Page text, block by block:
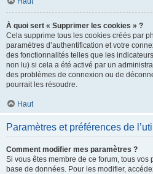
À quoi sert « Supprimer les cookies » ?
Cela supprime tous les cookies créés par
paramètres d’authentification et votre
des fonctionnalités telles que les
non lu) si cela a été activé par un
des problèmes de connexion ou de
pourrait les résoudre.
Haut
Paramètres et préférences de
Comment modifier mes paramètres ?
Si vous êtes membre de ce forum, tous vos
base de données. Pour les modifier,